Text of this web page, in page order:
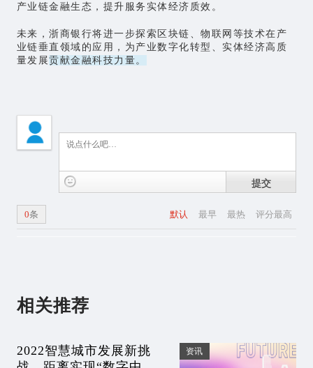
产业链金融生态，提升服务实体经济质效。
未来，浙商银行将进一步探索区块链、物联网等技术在产
业链垂直领域的应用，为产业数字化转型、实体经济高质
量发展贡献金融科技力量。
提交
默认 最早 最热 评分最高
0条
相关推荐
2022智慧城市发展新挑
资讯